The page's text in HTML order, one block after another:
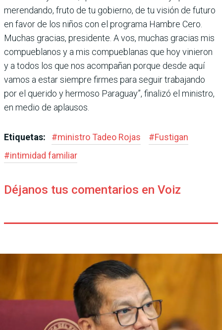
merendando, fruto de tu gobierno, de tu visión de futuro
en favor de los niños con el programa Hambre Cero.
Muchas gracias, presidente. A vos, muchas gracias mis
compueblanos y a mis compueblanas que hoy vinieron
y a todos los que nos acompañan porque desde aquí
vamos a estar siempre firmes para seguir trabajando
por el querido y hermoso Paraguay”, finalizó el ministro,
en medio de aplausos.
Etiquetas: #ministro Tadeo Rojas #Fustigan
#intimidad familiar
Déjanos tus comentarios en Voiz